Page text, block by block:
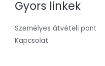
Gyors linkek
Személyes átvételi pont
Kapcsolat